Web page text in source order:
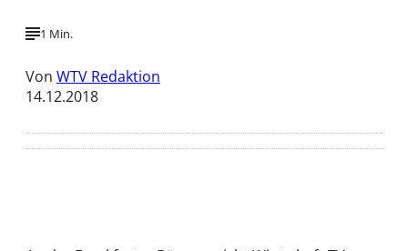
1 Min.
Von WTV Redaktion
14.12.2018